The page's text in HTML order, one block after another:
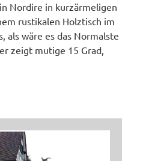
Nordire in kurzärmeligen
rustikalen Holztisch im
als wäre es das Normalste
zeigt mutige 15 Grad,